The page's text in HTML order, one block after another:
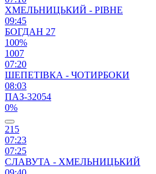
ХМЕЛЬНИЦЬКИЙ - РІВНЕ
09:45
БОГДАН 27
100%
1007
07:20
ШЕПЕТІВКА - ЧОТИРБОКИ
08:03
ПАЗ-32054
0%
215
07:23
07:25
СЛАВУТА - ХМЕЛЬНИЦЬКИЙ